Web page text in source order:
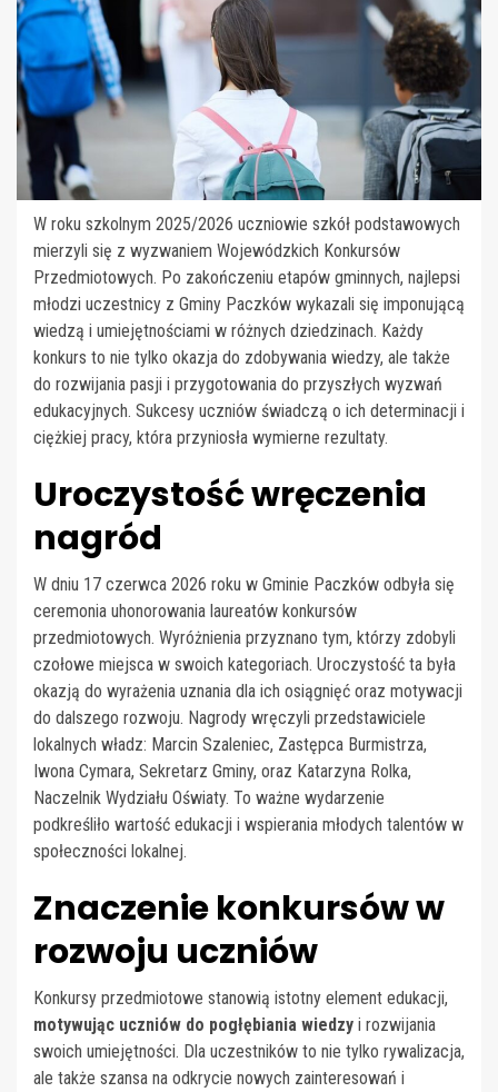
W roku szkolnym 2025/2026 uczniowie szkół podstawowych
mierzyli się z wyzwaniem Wojewódzkich Konkursów
Przedmiotowych. Po zakończeniu etapów gminnych, najlepsi
młodzi uczestnicy z Gminy Paczków wykazali się imponującą
wiedzą i umiejętnościami w różnych dziedzinach. Każdy
konkurs to nie tylko okazja do zdobywania wiedzy, ale także
do rozwijania pasji i przygotowania do przyszłych wyzwań
edukacyjnych. Sukcesy uczniów świadczą o ich determinacji i
ciężkiej pracy, która przyniosła wymierne rezultaty.
Uroczystość wręczenia
nagród
W dniu 17 czerwca 2026 roku w Gminie Paczków odbyła się
ceremonia uhonorowania laureatów konkursów
przedmiotowych. Wyróżnienia przyznano tym, którzy zdobyli
czołowe miejsca w swoich kategoriach. Uroczystość ta była
okazją do wyrażenia uznania dla ich osiągnięć oraz motywacji
do dalszego rozwoju. Nagrody wręczyli przedstawiciele
lokalnych władz: Marcin Szaleniec, Zastępca Burmistrza,
Iwona Cymara, Sekretarz Gminy, oraz Katarzyna Rolka,
Naczelnik Wydziału Oświaty. To ważne wydarzenie
podkreśliło wartość edukacji i wspierania młodych talentów w
społeczności lokalnej.
Znaczenie konkursów w
rozwoju uczniów
Konkursy przedmiotowe stanowią istotny element edukacji,
motywując uczniów do pogłębiania wiedzy i rozwijania
swoich umiejętności. Dla uczestników to nie tylko rywalizacja,
ale także szansa na odkrycie nowych zainteresowań i